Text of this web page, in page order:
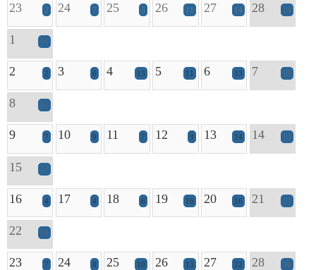
23 2 24 7 25 5 26 11 27 14 28 19
1 15
2 2 3 6 4 13 5 11 6 13 7 29
8 17
9 7 10 9 11 7 12 9 13 14 14 22
15 17
16 4 17 4 18 6 19 16 20 16 21 27
22 24
23 7 24 8 25 10 26 13 27 22 28 36